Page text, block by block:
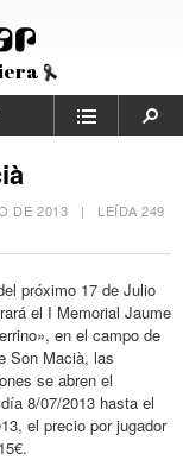
DE 2013 | LEÍDA 249
próximo 17 de Julio
el I Memorial Jaume
en el campo de
Son Macià, las
se abren el
8/07/2013 hasta el
el precio por jugador